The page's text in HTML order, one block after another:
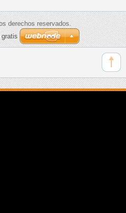
derechos reservados.
gratis